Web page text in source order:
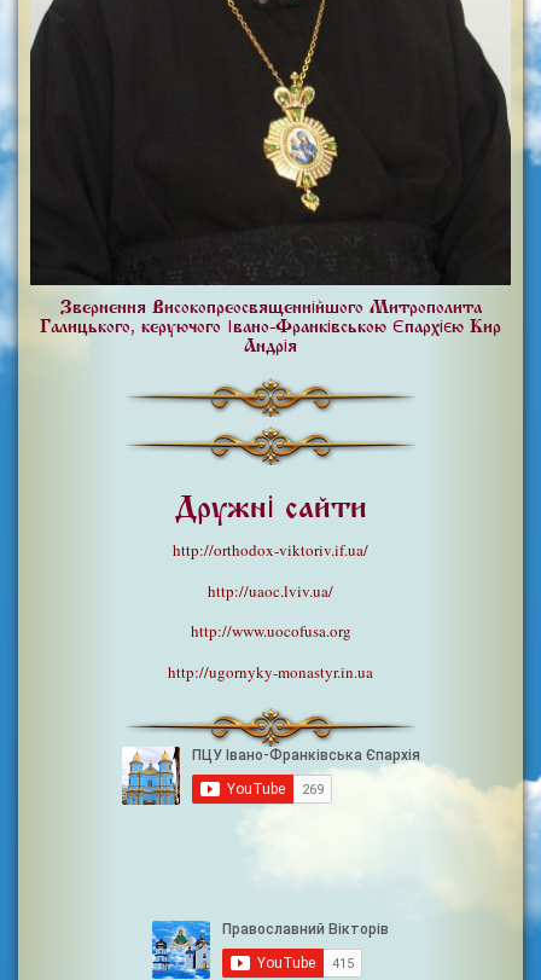
Звернення Високопреосвященнійшого Митрополита
Галицького, керуючого Івано-Франківською Єпархією Кир
Андрія
Дружні сайти
http://orthodox-viktoriv.if.ua/
http://uaoc.lviv.ua/
http://www.uocofusa.org
http://ugornyky-monastyr.in.ua